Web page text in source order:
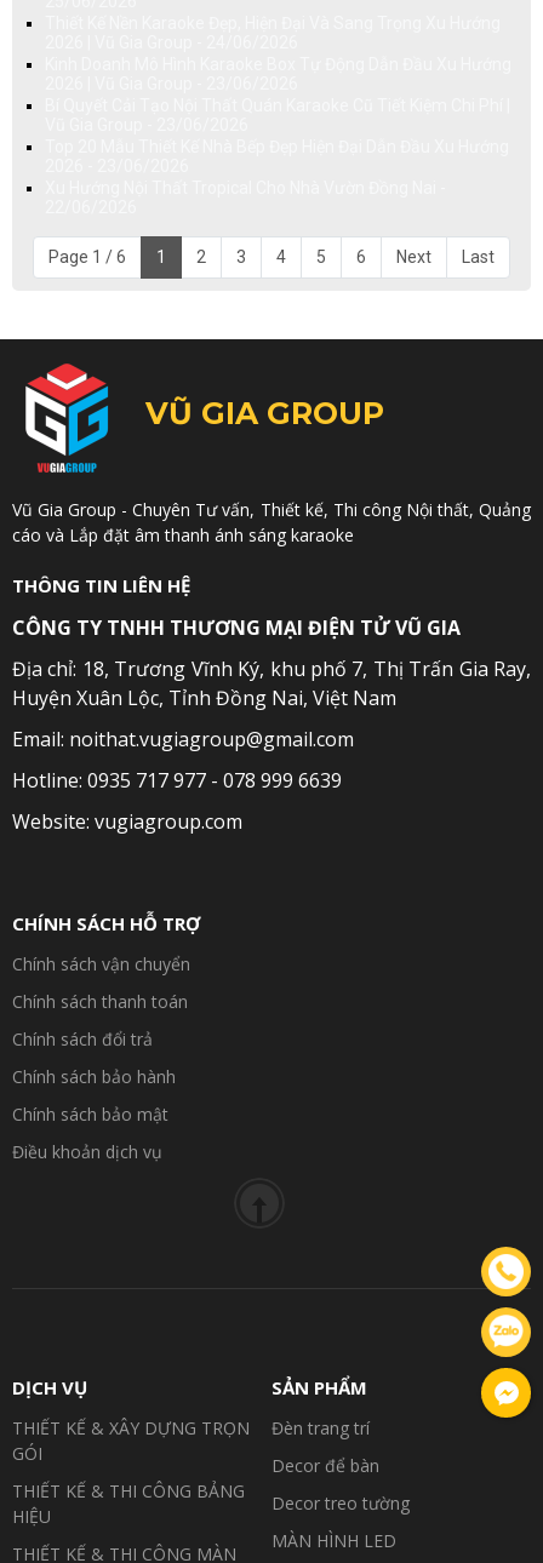
Page 1 / 6 1 2 3 4 5 6 Next Last
VŨ GIA GROUP
Vũ Gia Group - Chuyên Tư vấn, Thiết kế, Thi công Nội thất, Quảng
cáo và Lắp đặt âm thanh ánh sáng karaoke
THÔNG TIN LIÊN HỆ
CÔNG TY TNHH THƯƠNG MẠI ĐIỆN TỬ VŨ GIA
Địa chỉ: 18, Trương Vĩnh Ký, khu phố 7, Thị Trấn Gia Ray,
Huyện Xuân Lộc, Tỉnh Đồng Nai, Việt Nam
Email: noithat.vugiagroup@gmail.com
Hotline: 0935 717 977 - 078 999 6639
Website: vugiagroup.com
CHÍNH SÁCH HỖ TRỢ
Chính sách vận chuyển
Chính sách thanh toán
Chính sách đổi trả
Chính sách bảo hành
Chính sách bảo mật
Điều khoản dịch vụ
DỊCH VỤ
THIẾT KẾ & XÂY DỰNG TRỌN
GÓI
THIẾT KẾ & THI CÔNG BẢNG
HIỆU
THIẾT KẾ & THI CÔNG MÀN
SẢN PHẨM
Đèn trang trí
Decor để bàn
Decor treo tường
MÀN HÌNH LED